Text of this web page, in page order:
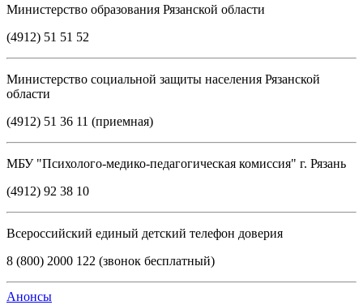
Министерство образования Рязанской области
(4912) 51 51 52
Министерство социальной защиты населения Рязанской
области
(4912) 51 36 11 (приемная)
МБУ "Психолого-медико-педагогическая комиссия" г. Рязань
(4912) 92 38 10
Всероссийский единый детский телефон доверия
8 (800) 2000 122 (звонок бесплатный)
Анонсы